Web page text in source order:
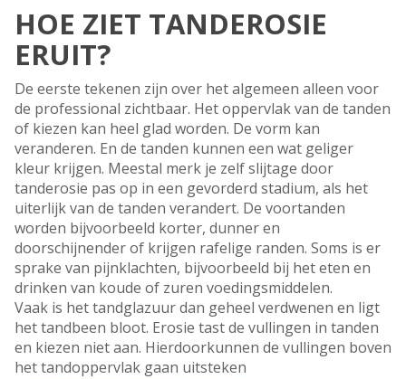
HOE ZIET TANDEROSIE
ERUIT?
De eerste tekenen zijn over het algemeen alleen voor
de professional zichtbaar. Het oppervlak van de tanden
of kiezen kan heel glad worden. De vorm kan
veranderen. En de tanden kunnen een wat geliger
kleur krijgen. Meestal merk je zelf slijtage door
tanderosie pas op in een gevorderd stadium, als het
uiterlijk van de tanden verandert. De voortanden
worden bijvoorbeeld korter, dunner en
doorschijnender of krijgen rafelige randen. Soms is er
sprake van pijnklachten, bijvoorbeeld bij het eten en
drinken van koude of zuren voedingsmiddelen.
Vaak is het tandglazuur dan geheel verdwenen en ligt
het tandbeen bloot. Erosie tast de vullingen in tanden
en kiezen niet aan. Hierdoorkunnen de vullingen boven
het tandoppervlak gaan uitsteken